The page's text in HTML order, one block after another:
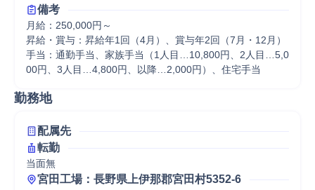
備考
月給：250,000円～
昇給・賞与：昇給年1回（4月）、賞与年2回（7月・12月）
手当：通勤手当、家族手当（1人目…10,800円、2人目…5,0
00円、3人目…4,800円、以降…2,000円）、住宅手当
勤務地
配属先
転勤
当面無
宮田工場：長野県上伊那郡宮田村5352-6